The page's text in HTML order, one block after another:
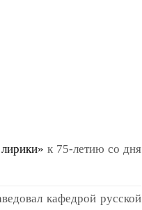
к 75-летию со дня
кафедрой русской